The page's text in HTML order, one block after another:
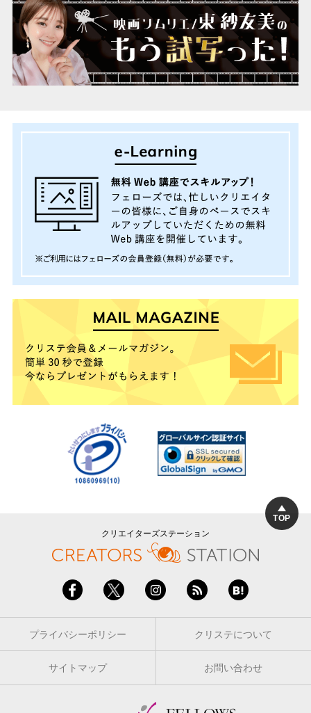
TOP
クリエイターズステーション
プライバシーポリシー クリステについて
サイトマップ お問い合わせ